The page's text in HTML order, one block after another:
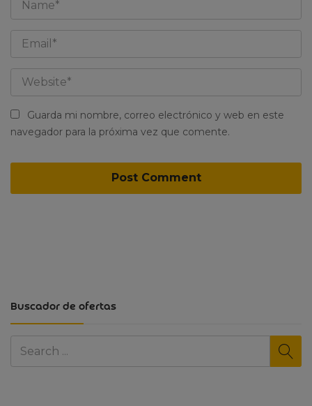
Buscador de ofertas
Guarda mi nombre, correo electrónico y web en este
navegador para la próxima vez que comente.